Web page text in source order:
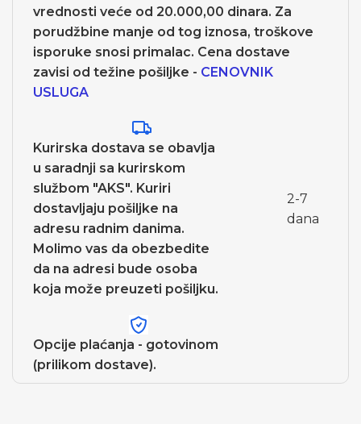
vrednosti veće od 20.000,00 dinara. Za
porudžbine manje od tog iznosa, troškove
isporuke snosi primalac. Cena dostave
zavisi od težine pošiljke - CENOVNIK
USLUGA
Kurirska dostava se obavlja
u saradnji sa kurirskom
službom "AKS". Kuriri
dostavljaju pošiljke na
adresu radnim danima.
Molimo vas da obezbedite
da na adresi bude osoba
koja može preuzeti pošiljku.
2-7
dana
Opcije plaćanja - gotovinom
(prilikom dostave).